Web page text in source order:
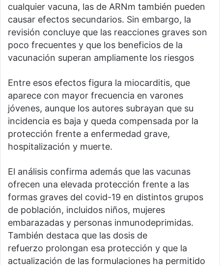
cualquier vacuna, las de ARNm también pueden
causar efectos secundarios. Sin embargo, la
revisión concluye que las reacciones graves son
poco frecuentes y que los beneficios de la
vacunación superan ampliamente los riesgos
Entre esos efectos figura la miocarditis, que
aparece con mayor frecuencia en varones
jóvenes, aunque los autores subrayan que su
incidencia es baja y queda compensada por la
protección frente a enfermedad grave,
hospitalización y muerte.
El análisis confirma además que las vacunas
ofrecen una elevada protección frente a las
formas graves del covid-19 en distintos grupos
de población, incluidos niños, mujeres
embarazadas y personas inmunodeprimidas.
También destaca que las dosis de
refuerzo prolongan esa protección y que la
actualización de las formulaciones ha permitido